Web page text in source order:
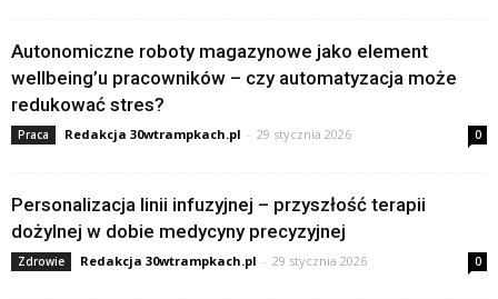
Autonomiczne roboty magazynowe jako element
wellbeing’u pracowników – czy automatyzacja może
redukować stres?
Praca Redakcja 30wtrampkach.pl - 29 stycznia 2026 0
Personalizacja linii infuzyjnej – przyszłość terapii
dożylnej w dobie medycyny precyzyjnej
Zdrowie Redakcja 30wtrampkach.pl - 29 stycznia 2026 0